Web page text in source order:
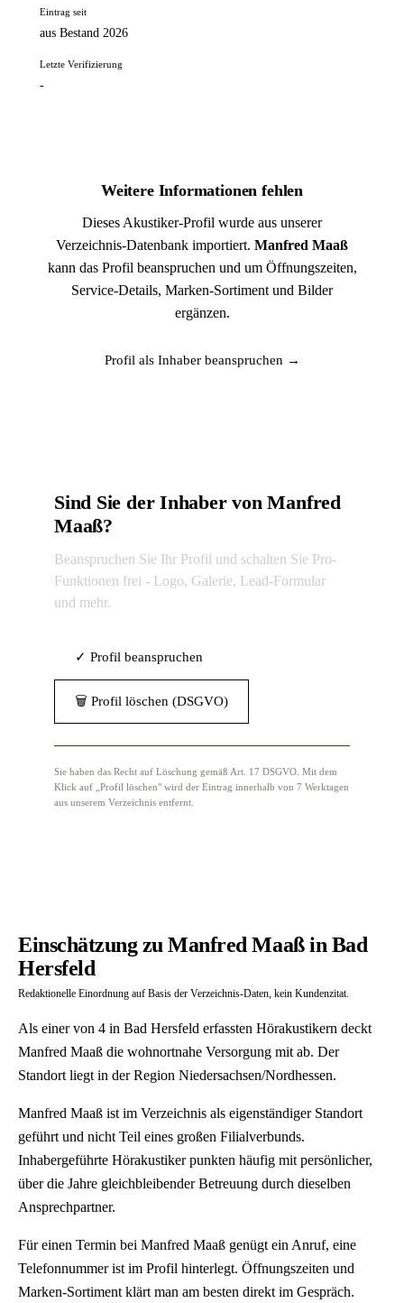
Eintrag seit
aus Bestand 2026
Letzte Verifizierung
-
Weitere Informationen fehlen
Dieses Akustiker-Profil wurde aus unserer
Verzeichnis-Datenbank importiert. Manfred Maaß
kann das Profil beanspruchen und um Öffnungszeiten,
Service-Details, Marken-Sortiment und Bilder
ergänzen.
Profil als Inhaber beanspruchen →
Sind Sie der Inhaber von Manfred
Maaß?
Beanspruchen Sie Ihr Profil und schalten Sie Pro-
Funktionen frei - Logo, Galerie, Lead-Formular
und mehr.
✓ Profil beanspruchen
🗑 Profil löschen (DSGVO)
Sie haben das Recht auf Löschung gemäß Art. 17 DSGVO. Mit dem
Klick auf „Profil löschen" wird der Eintrag innerhalb von 7 Werktagen
aus unserem Verzeichnis entfernt.
Einschätzung zu Manfred Maaß in Bad
Hersfeld
Redaktionelle Einordnung auf Basis der Verzeichnis-Daten, kein Kundenzitat.
Als einer von 4 in Bad Hersfeld erfassten Hörakustikern deckt
Manfred Maaß die wohnortnahe Versorgung mit ab. Der
Standort liegt in der Region Niedersachsen/Nordhessen.
Manfred Maaß ist im Verzeichnis als eigenständiger Standort
geführt und nicht Teil eines großen Filialverbunds.
Inhabergeführte Hörakustiker punkten häufig mit persönlicher,
über die Jahre gleichbleibender Betreuung durch dieselben
Ansprechpartner.
Für einen Termin bei Manfred Maaß genügt ein Anruf, eine
Telefonnummer ist im Profil hinterlegt. Öffnungszeiten und
Marken-Sortiment klärt man am besten direkt im Gespräch.